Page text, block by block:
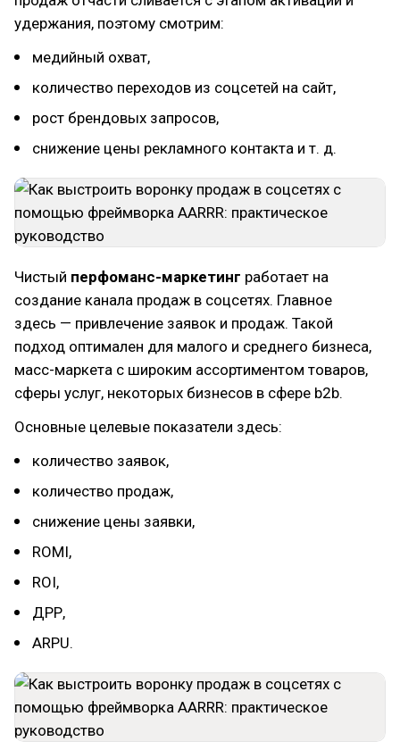
удержания, поэтому смотрим:
медийный охват,
количество переходов из соцсетей на сайт,
рост брендовых запросов,
снижение цены рекламного контакта и т. д.
Чистый перфоманс-маркетинг работает на
создание канала продаж в соцсетях. Главное
здесь — привлечение заявок и продаж. Такой
подход оптимален для малого и среднего бизнеса,
масс-маркета с широким ассортиментом товаров,
сферы услуг, некоторых бизнесов в сфере b2b.
Основные целевые показатели здесь:
количество заявок,
количество продаж,
снижение цены заявки,
ROMI,
ROI,
ДРР,
ARPU.